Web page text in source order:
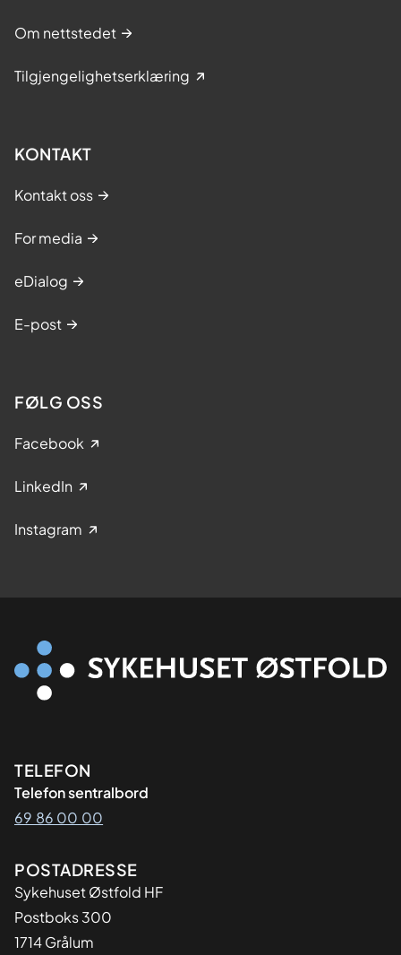
Om nettstedet
Tilgjengelighetserklæring
KONTAKT
Kontakt oss
For media
eDialog
E-post
FØLG OSS
Facebook
LinkedIn
Instagram
Kontaktinformasjon
TELEFON
Telefon sentralbord
69 86 00 00
Adresse
POSTADRESSE
Sykehuset Østfold HF
Postboks 300
1714 Grålum